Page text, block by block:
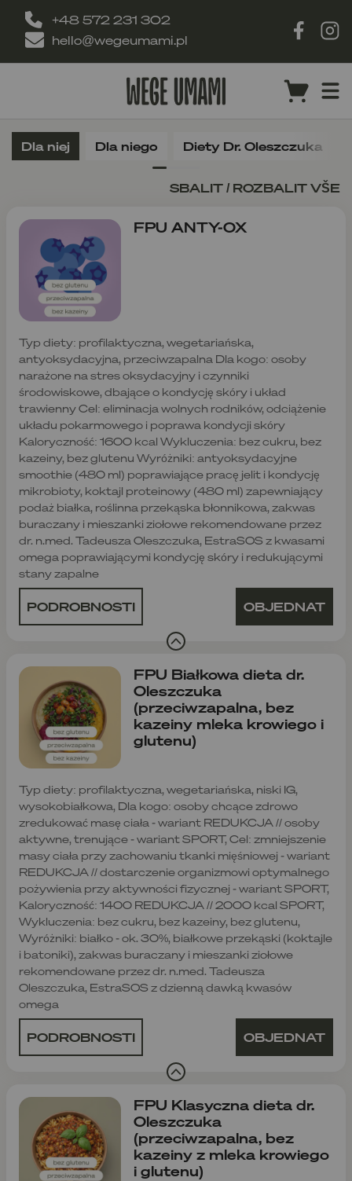
+48 572 231 302
hello@wegeumami.pl
Dla niej Dla niego Diety Dr. Oleszczuka
SBALIT / ROZBALIT VŠE
FPU ANTY-OX
Typ diety: profilaktyczna, wegetariańska,
antyoksydacyjna, przeciwzapalna Dla kogo: osoby
narażone na stres oksydacyjny i czynniki
środowiskowe, dbające o kondycję skóry i układ
trawienny Cel: eliminacja wolnych rodników, odciążenie
układu pokarmowego i poprawa kondycji skóry
Kaloryczność: 1600 kcal Wykluczenia: bez cukru, bez
kazeiny, bez glutenu Wyróżniki: antyoksydacyjne
smoothie (480 ml) poprawiające pracę jelit i kondycję
mikrobioty, koktajl proteinowy (480 ml) zapewniający
podaż białka, roślinna przekąska błonnikowa, zakwas
buraczany i mieszanki ziołowe rekomendowane przez
dr. n.med. Tadeusza Oleszczuka, EstraSOS z kwasami
omega poprawiającymi kondycję skóry i redukującymi
stany zapalne
PODROBNOSTI OBJEDNAT
FPU Białkowa dieta dr.
Oleszczuka
(przeciwzapalna, bez
kazeiny mleka krowiego i
glutenu)
Typ diety: profilaktyczna, wegetariańska, niski IG,
wysokobiałkowa, Dla kogo: osoby chcące zdrowo
zredukować masę ciała - wariant REDUKCJA // osoby
aktywne, trenujące - wariant SPORT, Cel: zmniejszenie
masy ciała przy zachowaniu tkanki mięśniowej - wariant
REDUKCJA // dostarczenie organizmowi optymalnego
pożywienia przy aktywności fizycznej - wariant SPORT,
Kaloryczność: 1400 REDUKCJA // 2000 kcal SPORT,
Wykluczenia: bez cukru, bez kazeiny, bez glutenu,
Wyróżniki: białko - ok. 30%, białkowe przekąski (koktajle
i batoniki), zakwas buraczany i mieszanki ziołowe
rekomendowane przez dr. n.med. Tadeusza
Oleszczuka, EstraSOS z dzienną dawką kwasów
omega
PODROBNOSTI OBJEDNAT
FPU Klasyczna dieta dr.
Oleszczuka
(przeciwzapalna, bez
kazeiny z mleka krowiego
i glutenu)